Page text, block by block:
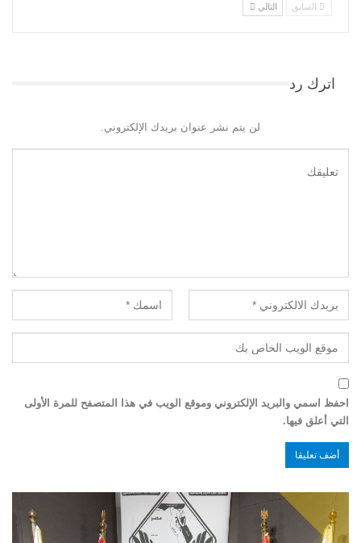
السابق التالي
اترك رد
لن يتم نشر عنوان بريدك الإلكتروني.
احفظ اسمي والبريد الإلكتروني وموقع الويب في هذا المتصفح للمرة الأولى
التي أعلق فيها.